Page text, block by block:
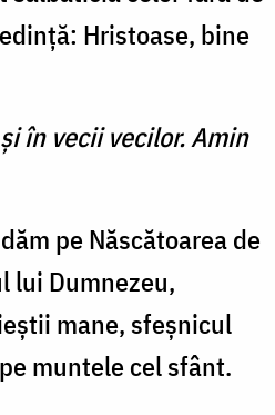
Hristoase, bine
în vecii vecilor. Amin
pe Născătoarea de
lui Dumnezeu,
mane, sfeşnicul
muntele cel sfânt.